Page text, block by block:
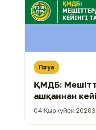
Пәтуа
ҚМДБ:
ашқаннан
04 Қыркүйек 2020